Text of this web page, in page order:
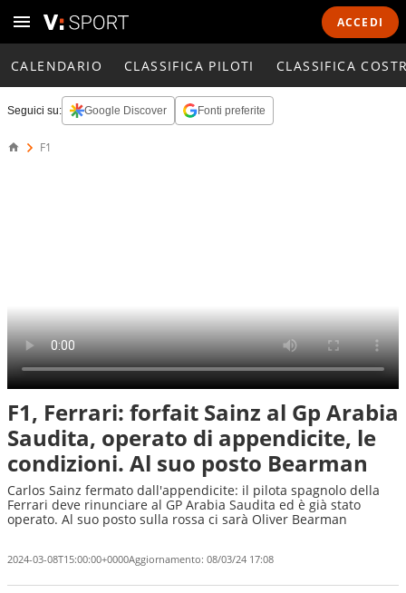
ACCEDI
CALENDARIO CLASSIFICA PILOTI CLASSIFICA
Seguici su: Google Discover Fonti preferite
F1
F1, Ferrari: forfait Sainz al Gp Arabia
Saudita, operato di appendicite, le
condizioni. Al suo posto Bearman
Carlos Sainz fermato dall'appendicite: il pilota spagnolo della
Ferrari deve rinunciare al GP Arabia Saudita ed è già stato
operato. Al suo posto sulla rossa ci sarà Oliver Bearman
2024-03-08T15:00:00+0000Aggiornamento: 08/03/24 17:08